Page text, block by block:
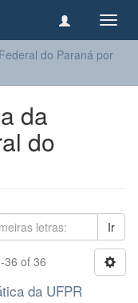
do Paraná por
da
do
Ir
36 of 36
da UFPR